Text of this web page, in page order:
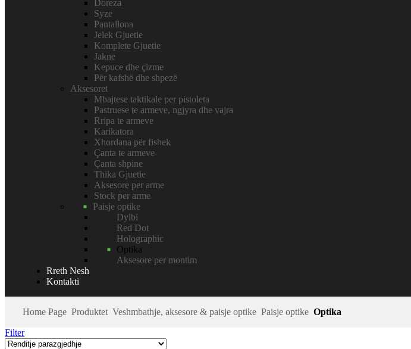
Doreza
Syze
Pantallona
Jelek Gjuetie
Komplete Gjuetie
Jakne
Kepuce dhe çizme
Për kafshë dhe shpezë
Aksesoret
Mbajtese taktikale per pistoleta
Pastruese te armeve, ngjyra dhe vajra
Rripa te armeve
Karikatora
Xhordana për fishek
Çanta te armeve
Çanta shpine
Thika Gjuetie
Aksesore per arme
Stock per arme
Paisje optike
Dylbi
Red Dot
Holographic
Optika
Aksesore per montim
Rreth Nesh
Kontakti
Home Page Produktet Veshmbathje, aksesore & paisje optike Paisje optike Optika
Filter